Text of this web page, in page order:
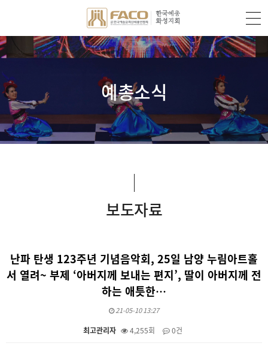
예총소식
보도자료
난파 탄생 123주년 기념음악회, 25일 남양 누림아트홀
서 열려~ 부제 ‘아버지께 보내는 편지’, 딸이 아버지께 전
하는 애틋한…
21-05-10 13:27
최고관리자 4,255회 0건